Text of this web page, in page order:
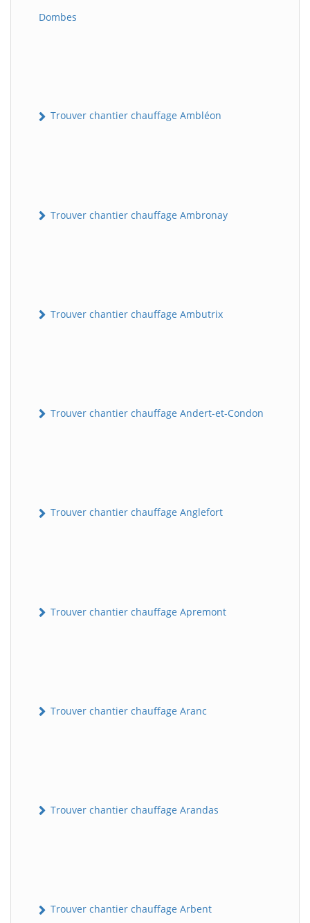
Dombes
Trouver chantier chauffage Ambléon
Trouver chantier chauffage Ambronay
Trouver chantier chauffage Ambutrix
Trouver chantier chauffage Andert-et-Condon
Trouver chantier chauffage Anglefort
Trouver chantier chauffage Apremont
Trouver chantier chauffage Aranc
Trouver chantier chauffage Arandas
Trouver chantier chauffage Arbent